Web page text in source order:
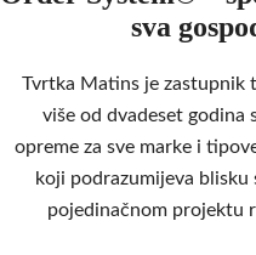
sva
Tvrtka Matins je zastupnik
više od dvadeset godina
opreme za sve marke i
koji podrazumijeva blisku
pojedinačnom projektu